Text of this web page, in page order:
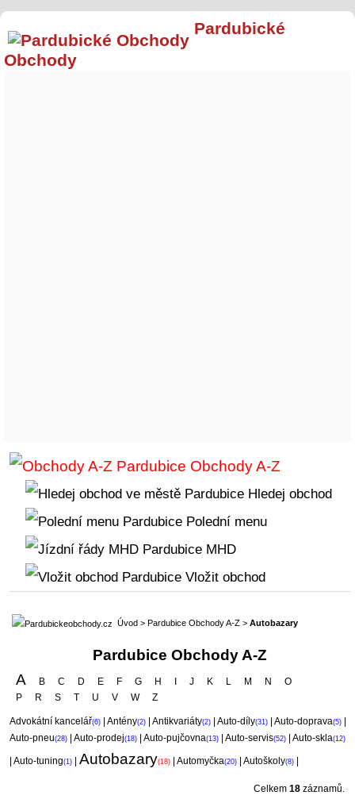
Pardubické
Obchody
Obchody A-Z
Hledej obchod
Polední menu
MHD
Vložit obchod
Úvod >Pardubice Obchody A-Z >Autobazary
Pardubice Obchody A-Z
A
B C D E F G H J K L M N
O
P
R S T U V W Z
Advokátní kancelář(6) |Antény(2) |Antikvariáty(2) |Auto-díly(31) |Auto-doprava(5)
Auto-pneu(28) |Auto-prodej(18) |Auto-pujčovna(13) |Auto-servis(52) |Auto-skla(12)
|Auto-tuning(1) |Autobazary(18) |Automyčka(20) |Autoškoly(8)
Celkem 18záznamů.